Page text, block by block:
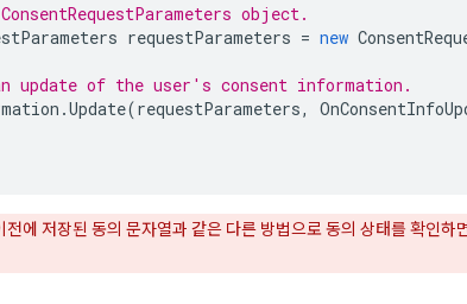
object.
requestParameters = new
update of the user's consent information.
.Update(requestParameters,
전에 저장된 동의 문자열과 같은 다른 방법으로 동의 상태를 확인하